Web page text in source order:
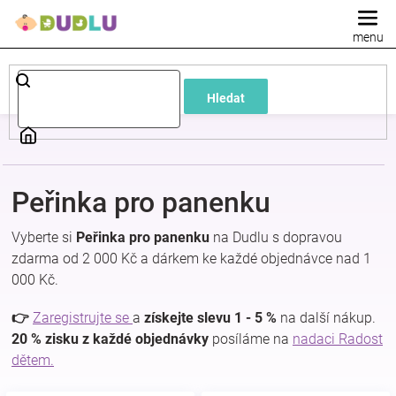
Hledat
Dětské
a
kojenecké
oblečení
Pokojíček
kojenecká
Peřinka pro panenku
Vyberte si Peřinka pro panenku na Dudlu s dopravou
zdarma od 2 000 Kč a dárkem ke každé objednávce nad 1
000 Kč.
👉 Zaregistrujte se a získejte slevu 1 - 5 % na další nákup.
20 % zisku z každé objednávky posíláme na nadaci Radost
dětem.